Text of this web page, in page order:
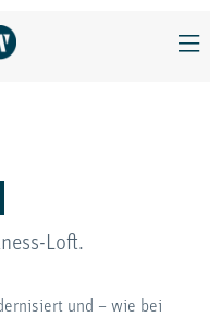
Loft.
und – wie bei